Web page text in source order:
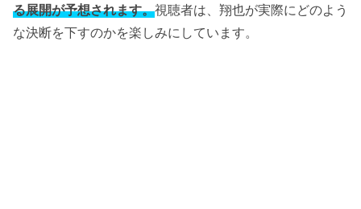
る展開が予想されます。視聴者は、翔也が実際にどのよう
な決断を下すのかを楽しみにしています。